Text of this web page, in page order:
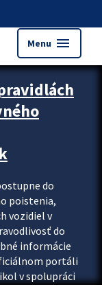
Menu menu
do
poistenia,
vozidiel v
do
informácie
portáli
v spolupráci